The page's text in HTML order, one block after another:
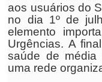
aos usuários do
no dia 1º de
elemento
Urgências. A
saúde de média
uma rede